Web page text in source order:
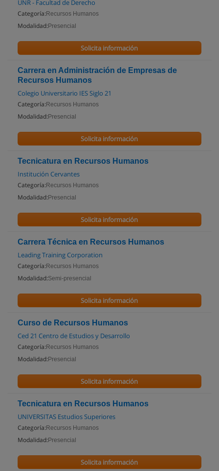
UNR - Facultad de Derecho
Categoría: Recursos Humanos
Modalidad: Presencial
Solicita información
Carrera en Administración de Empresas de
Recursos Humanos
Colegio Universitario IES Siglo 21
Categoría: Recursos Humanos
Modalidad: Presencial
Solicita información
Tecnicatura en Recursos Humanos
Institución Cervantes
Categoría: Recursos Humanos
Modalidad: Presencial
Solicita información
Carrera Técnica en Recursos Humanos
Leading Training Corporation
Categoría: Recursos Humanos
Modalidad:Semi-presencial
Solicita información
Curso de Recursos Humanos
Ced 21 Centro de Estudios y Desarrollo
Categoría: Recursos Humanos
Modalidad: Presencial
Solicita información
Tecnicatura en Recursos Humanos
UNIVERSITAS Estudios Superiores
Categoría: Recursos Humanos
Modalidad: Presencial
Solicita información